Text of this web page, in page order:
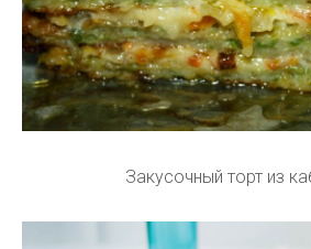
Закусочный торт из